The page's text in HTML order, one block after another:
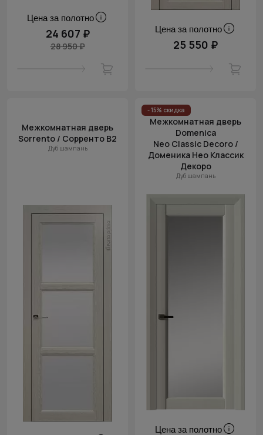
Цена за полотно
24 607 ₽
28 950 ₽
Цена за полотно
25 550 ₽
Межкомнатная дверь
Sorrento / Сорренто В2
Дуб шампань
- 15% скидка
Межкомнатная дверь
Domenica
Neo Classic Decoro /
Доменика Нео Классик
Декоро
Дуб шампань
Цена за полотно